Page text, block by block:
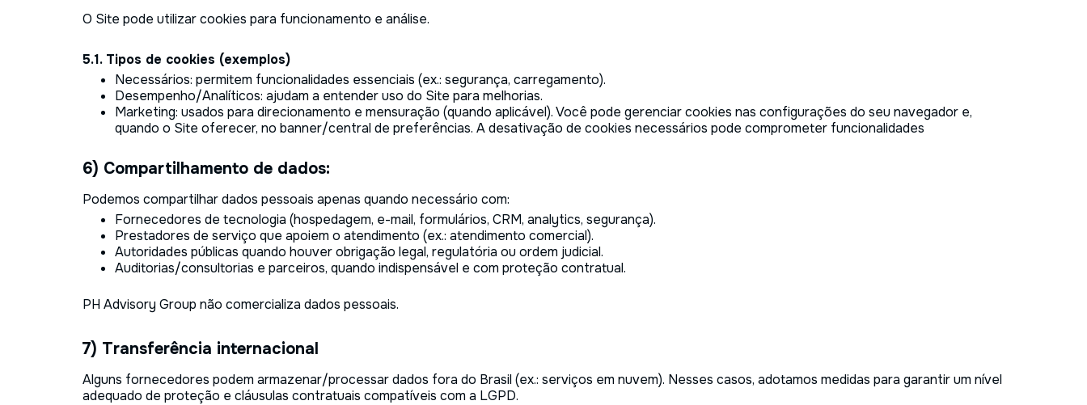
O Site pode utilizar cookies para funcionamento e análise.
5.1. Tipos de cookies (exemplos)
Necessários: permitem funcionalidades essenciais (ex.: segurança, carregamento).
Desempenho/Analíticos: ajudam a entender uso do Site para melhorias.
Marketing: usados para direcionamento e mensuração (quando aplicável). Você pode gerenciar cookies nas configurações do seu navegador e,
quando o Site oferecer, no banner/central de preferências. A desativação de cookies necessários pode comprometer funcionalidades
6) Compartilhamento de dados:
Podemos compartilhar dados pessoais apenas quando necessário com:
Fornecedores de tecnologia (hospedagem, e-mail, formulários, CRM, analytics, segurança).
Prestadores de serviço que apoiem o atendimento (ex.: atendimento comercial).
Autoridades públicas quando houver obrigação legal, regulatória ou ordem judicial.
Auditorias/consultorias e parceiros, quando indispensável e com proteção contratual.
PH Advisory Group não comercializa dados pessoais.
7) Transferência internacional
Alguns fornecedores podem armazenar/processar dados fora do Brasil (ex.: serviços em nuvem). Nesses casos, adotamos medidas para garantir um nível
adequado de proteção e cláusulas contratuais compatíveis com a LGPD.